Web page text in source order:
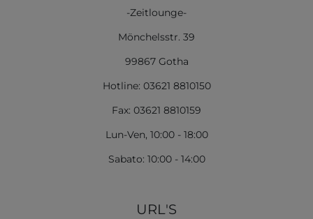
-Zeitlounge-
Mönchelsstr. 39
99867 Gotha
Hotline: 03621 8810150
Fax: 03621 8810159
Lun-Ven, 10:00 - 18:00
Sabato: 10:00 - 14:00
URL'S